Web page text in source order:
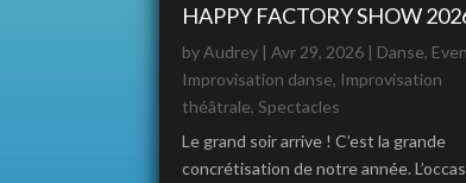
HAPPY FACTORY SHOW
byAudrey |Avr 29, 2026 | Danse,
Improvisation danse, Improvisation
théâtrale,Spectacles
Le grand soir arrive ! C’est la grande
concrétisation de notre année.